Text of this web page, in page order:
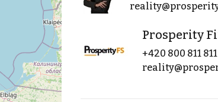
Prosperity
+420 800 811 811